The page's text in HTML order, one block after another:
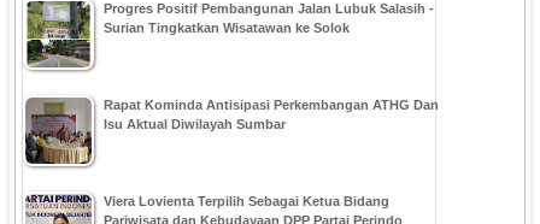
Progres Positif Pembangunan Jalan Lubuk Salasih -
Surian Tingkatkan Wisatawan ke Solok
Rapat Kominda Antisipasi Perkembangan ATHG Dan
Isu Aktual Diwilayah Sumbar
Viera Lovienta Terpilih Sebagai Ketua Bidang
Pariwisata dan Kebudayaan DPP Partai Perindo